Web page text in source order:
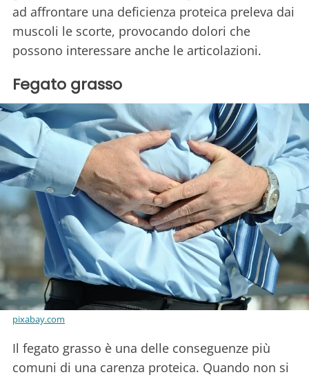
ad affrontare una deficienza proteica preleva dai
muscoli le scorte, provocando dolori che
possono interessare anche le articolazioni.
Fegato grasso
pixabay.com
Il fegato grasso è una delle conseguenze più
comuni di una carenza proteica. Quando non si